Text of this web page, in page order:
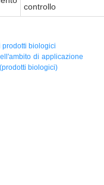
controllo
prodotti biologici
di applicazione
biologici)